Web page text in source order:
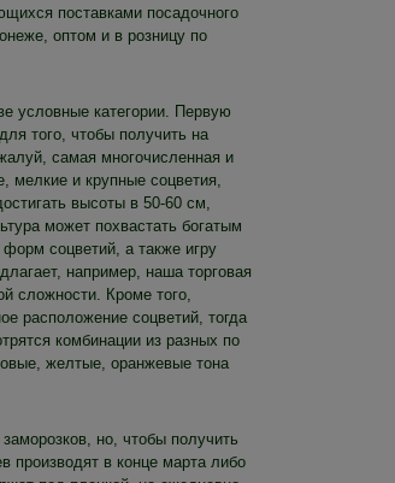
поставками посадочного
оптом и в розницу по
условные категории. Первую
того, чтобы получить на
самая многочисленная и
мелкие и крупные соцветия,
высоты в 50-60 см,
может похвастать богатым
форм соцветий, а также игру
например, наша торговая
сложности. Кроме того,
расположение соцветий, тогда
комбинации из разных по
желтые, оранжевые тона
но, чтобы получить
производят в конце марта либо